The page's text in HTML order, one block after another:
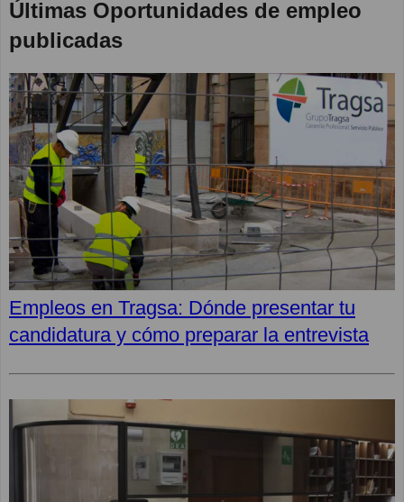
Últimas Oportunidades de empleo
publicadas
Empleos en Tragsa: Dónde presentar tu
candidatura y cómo preparar la entrevista